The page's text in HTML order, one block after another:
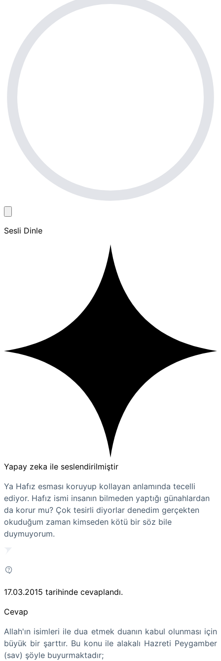
Sesli Dinle
Yapay zeka ile seslendirilmiştir
Ya Hafız esması koruyup kollayan anlamında tecelli
ediyor. Hafız ismi insanın bilmeden yaptığı günahlardan
da korur mu? Çok tesirli diyorlar denedim gerçekten
okuduğum zaman kimseden kötü bir söz bile
duymuyorum.
17.03.2015 tarihinde cevaplandı.
Cevap
Allah'ın isimleri ile dua etmek duanın kabul olunması için
büyük bir şarttır. Bu konu ile alakalı Hazreti Peygamber
(sav) şöyle buyurmaktadır;